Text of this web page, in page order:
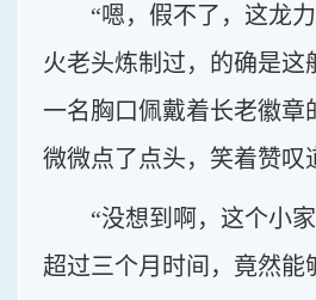
“嗯，假不了，这龙
火老头炼制过，的确是这
一名胸口佩戴着长老徽章
微微点了点头，笑着赞叹
“没想到啊，这个小
超过三个月时间，竟然能